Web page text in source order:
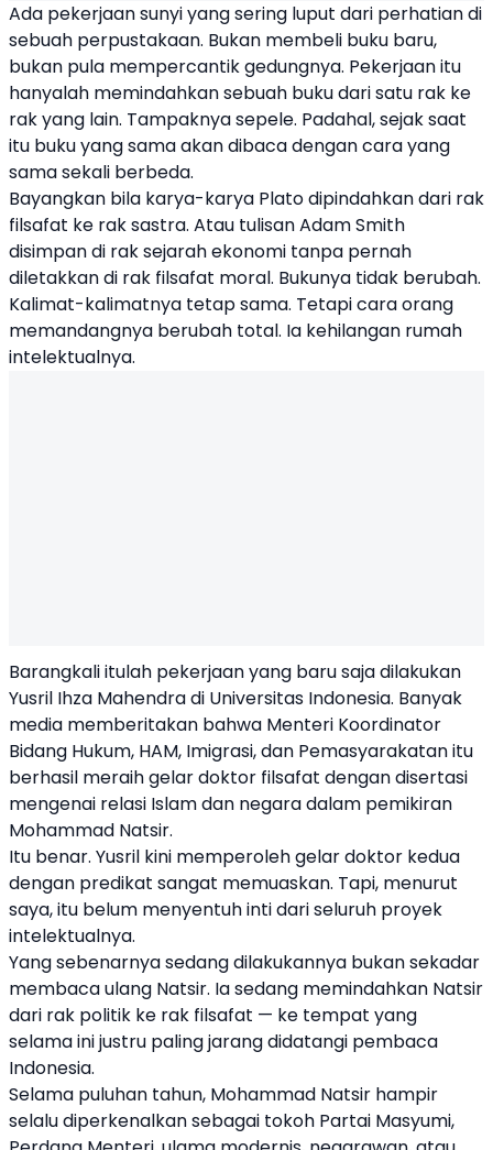
Ada pekerjaan sunyi yang sering luput dari perhatian di
sebuah perpustakaan. Bukan membeli buku baru,
bukan pula mempercantik gedungnya. Pekerjaan itu
hanyalah memindahkan sebuah buku dari satu rak ke
rak yang lain. Tampaknya sepele. Padahal, sejak saat
itu buku yang sama akan dibaca dengan cara yang
sama sekali berbeda.
Bayangkan bila karya-karya Plato dipindahkan dari rak
filsafat ke rak sastra. Atau tulisan Adam Smith
disimpan di rak sejarah ekonomi tanpa pernah
diletakkan di rak filsafat moral. Bukunya tidak berubah.
Kalimat-kalimatnya tetap sama. Tetapi cara orang
memandangnya berubah total. Ia kehilangan rumah
intelektualnya.
Barangkali itulah pekerjaan yang baru saja dilakukan
Yusril Ihza Mahendra di Universitas Indonesia. Banyak
media memberitakan bahwa Menteri Koordinator
Bidang Hukum, HAM, Imigrasi, dan Pemasyarakatan itu
berhasil meraih gelar doktor filsafat dengan disertasi
mengenai relasi Islam dan negara dalam pemikiran
Mohammad Natsir.
Itu benar. Yusril kini memperoleh gelar doktor kedua
dengan predikat sangat memuaskan. Tapi, menurut
saya, itu belum menyentuh inti dari seluruh proyek
intelektualnya.
Yang sebenarnya sedang dilakukannya bukan sekadar
membaca ulang Natsir. Ia sedang memindahkan Natsir
dari rak politik ke rak filsafat — ke tempat yang
selama ini justru paling jarang didatangi pembaca
Indonesia.
Selama puluhan tahun, Mohammad Natsir hampir
selalu diperkenalkan sebagai tokoh Partai Masyumi,